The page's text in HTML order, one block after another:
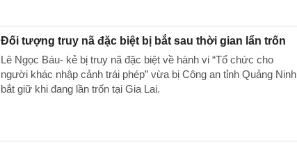
Đối tượng truy nã đặc biệt bị bắt sau thời gian lẩn trốn
Lê Ngọc Báu- kẻ bị truy nã đặc biệt về hành vi “Tổ chức cho
người khác nhập cảnh trái phép” vừa bị Công an tỉnh Quảng Ninh
bắt giữ khi đang lần trốn tại Gia Lai.